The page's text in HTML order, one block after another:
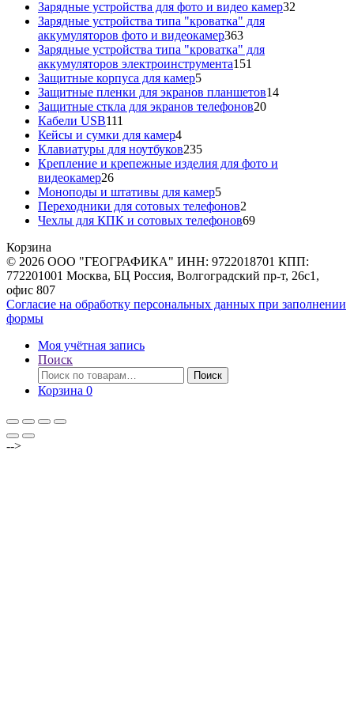
товаров
Зарядные устройства для фото и видео камер32
Зарядные устройства типа "кроватка" для
аккумуляторов фото и видеокамер363363
товара
Зарядные устройства типа "кроватка" для
аккумуляторов электроинструмента151
Защитные корпуса для камер55
товаров
Защитные пленки для экранов планшетов1414
Защитные сткла для экранов телефонов2020
Кабели USB111
товаров
Кейсы и сумки для камер44
товара
Клавиатуры для ноутбуков235235
товаров
Крепление и крепежные изделия для фото и
видеокамер2626
товаров
Моноподы и штативы для камер55
товаров
Переходники для сотовых телефонов2
товара
Чехлы для КПК и сотовых телефонов6969
Корзина
© 2026 ООО "ГЕОГРАФИКА" ИНН: 9722018701 КПП:
772201001 Москва, БЦ Россия, Волгоградский пр-т, 26с1,
офис 807
Согласие на обработку персональных данных при заполнении
формы
Моя учётная запись
Поиск
Искать:
Поиск
Корзина 0
-->